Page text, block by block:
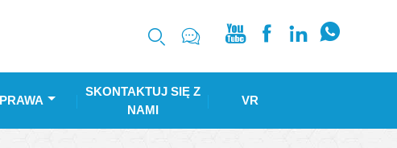
     
SKONTAKTUJ SIĘ Z
NAMI
VR